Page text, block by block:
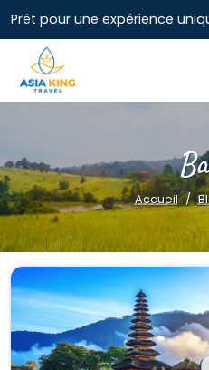
Prêt pour une expérience
Accueil